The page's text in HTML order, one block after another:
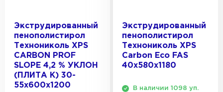
Экструдированный
пенополистирол
Технониколь XPS
CARBON PROF
SLOPE 4,2 % УКЛОН
(ПЛИТА K) 30-
55х600х1200
Экструдированный
пенополистирол
Технониколь XPS
Carbon Eco FAS
40х580х1180
В наличии 1098 уп.